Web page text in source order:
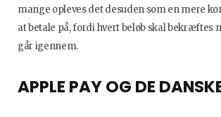
mange opleves det desuden som en mere
at betale på, fordi hvert beløb skal bekræftes
går igennem.
APPLE PAY OG DE